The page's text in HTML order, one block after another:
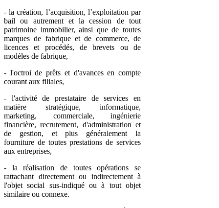
- la création, l’acquisition, l’exploitation par
bail ou autrement et la cession de tout
patrimoine immobilier, ainsi que de toutes
marques de fabrique et de commerce, de
licences et procédés, de brevets ou de
modèles de fabrique,
- l'octroi de prêts et d'avances en compte
courant aux filiales,
- l'activité de prestataire de services en
matière stratégique, informatique,
marketing, commerciale, ingénierie
financière, recrutement, d'administration et
de gestion, et plus généralement la
fourniture de toutes prestations de services
aux entreprises,
- la réalisation de toutes opérations se
rattachant directement ou indirectement à
l'objet social sus-indiqué ou à tout objet
similaire ou connexe.